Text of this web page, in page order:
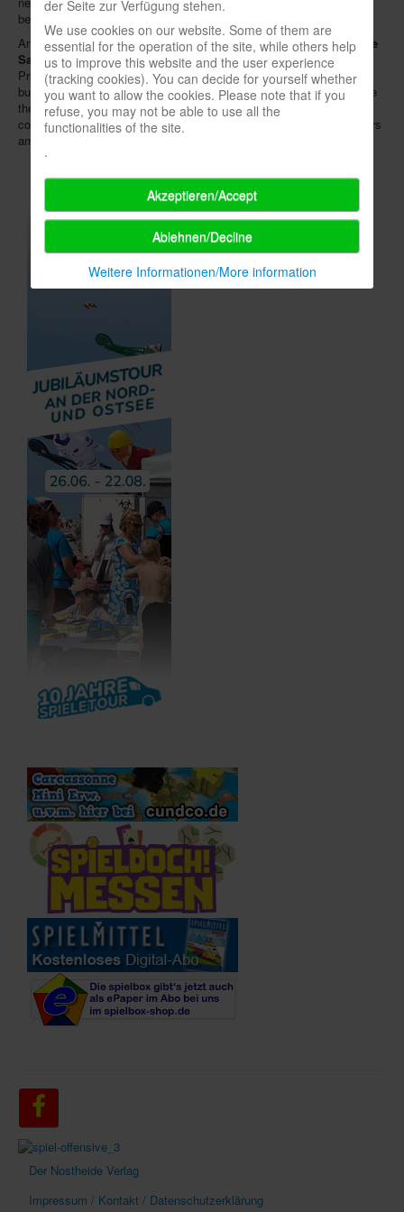
behaviour even meaner. The price should be around 40 €.
Another new Iello release is calledTime Bomb - Evolution :Yusuke
Sato'sidea revolves around Sherlock Holmes' brilliant adversary
Professor Moriarty who has placed bombs in various London
buildings. Under time pressure, the players on the team try to defuse
the explosives. Additional suspense stems from surprising
consequences of each deactivation and the fact that there are traitors
among the players themselves. Here the price is roughly 14 €.
Der Nostheide Verlag
Impressum / Kontakt / Datenschutzerklärung
der Seite zur Verfügung stehen.
We use cookies on our website. Some of them are
essential for the operation of the site, while others help
us to improve this website and the user experience
(tracking cookies). You can decide for yourself whether
you want to allow the cookies. Please note that if you
refuse, you may not be able to use all the
functionalities of the site.
.
Akzeptieren/Accept
Ablehnen/Decline
Weitere Informationen/More information